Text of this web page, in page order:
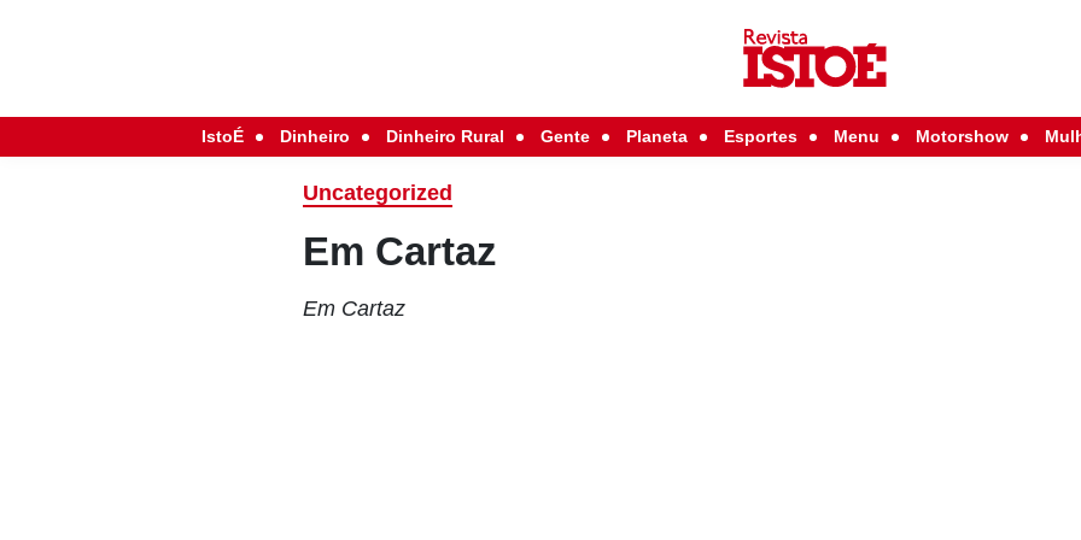
IstoÉ Dinheiro Dinheiro Rural Gente Planeta Esportes Menu Motorshow
Uncategorized
Em Cartaz
Em Cartaz